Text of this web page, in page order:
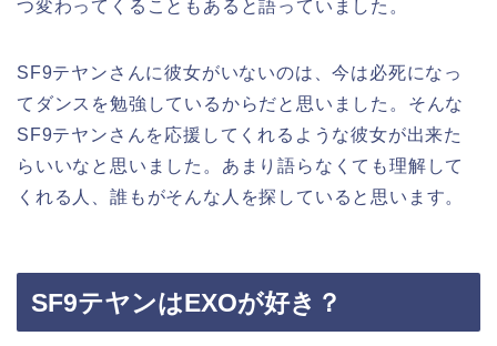
つ変わってくることもあると語っていました。
SF9テヤンさんに彼女がいないのは、今は必死になっ
てダンスを勉強しているからだと思いました。そんな
SF9テヤンさんを応援してくれるような彼女が出来た
らいいなと思いました。あまり語らなくても理解して
くれる人、誰もがそんな人を探していると思います。
SF9テヤンはEXOが好き？